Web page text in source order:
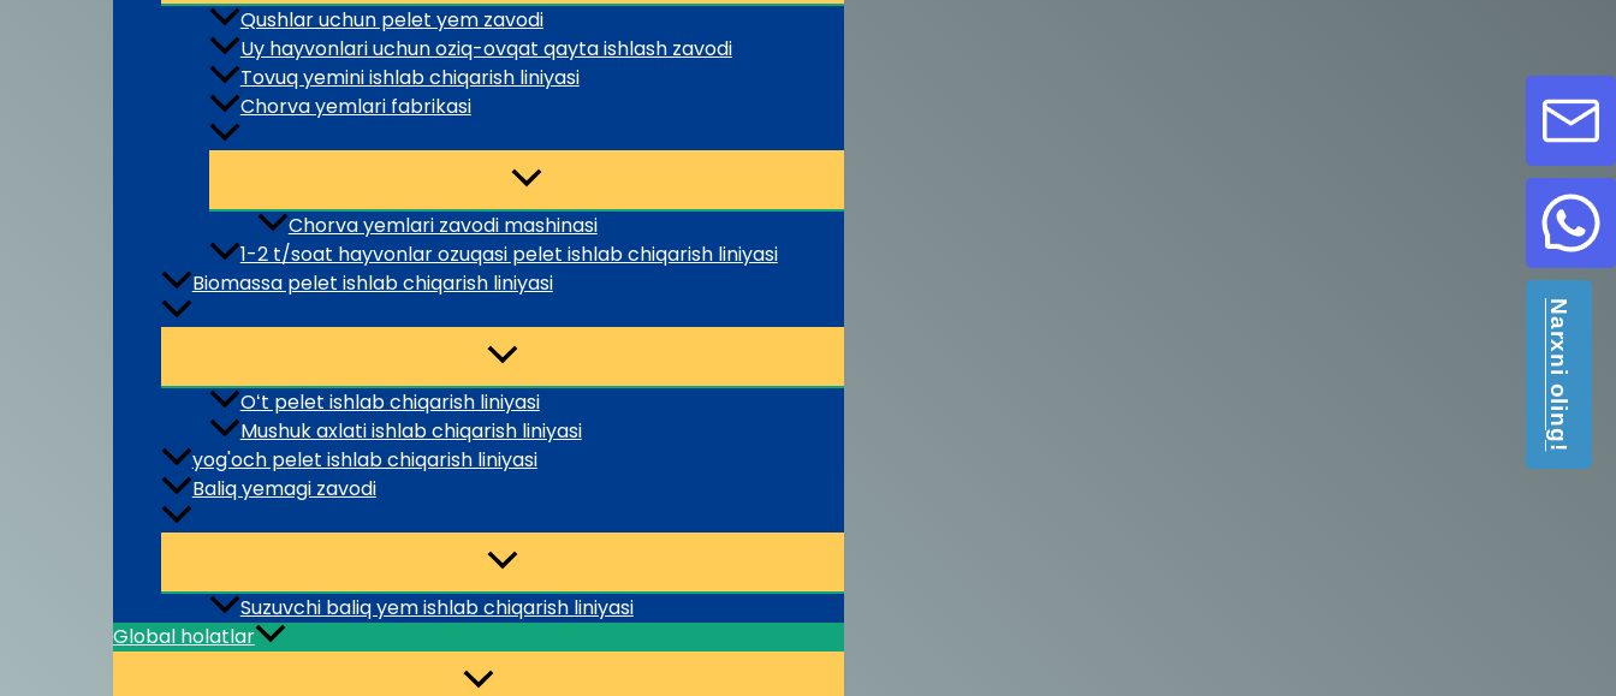
Qushlar uchun pelet yem zavodi
Uy hayvonlari uchun oziq-ovqat qayta ishlash zavodi
Tovuq yemini ishlab chiqarish liniyasi
Chorva yemlari fabrikasi
Chorva yemlari zavodi mashinasi
1-2 t/soat hayvonlar ozuqasi pelet ishlab chiqarish liniyasi
Biomassa pelet ishlab chiqarish liniyasi
Oʻt pelet ishlab chiqarish liniyasi
Mushuk axlati ishlab chiqarish liniyasi
yog'och pelet ishlab chiqarish liniyasi
Baliq yemagi zavodi
Suzuvchi baliq yem ishlab chiqarish liniyasi
Global holatlar
Narxni oling!